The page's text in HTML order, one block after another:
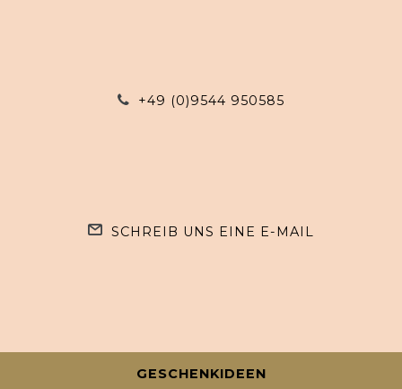
+49 (0)9544 950585
SCHREIB UNS EINE E-MAIL
GESCHENKIDEEN